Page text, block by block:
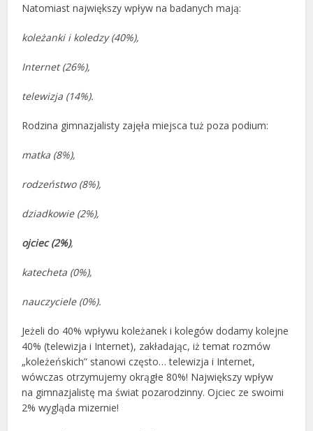
Natomiast największy wpływ na badanych mają:
koleżanki i koledzy (40%),
Internet (26%),
telewizja (14%).
Rodzina gimnazjalisty zajęła miejsca tuż poza podium:
matka (8%),
rodzeństwo (8%),
dziadkowie (2%),
ojciec (2%),
katecheta (0%),
nauczyciele (0%).
Jeżeli do 40% wpływu koleżanek i kolegów dodamy kolejne
40% (telewizja i Internet), zakładając, iż temat rozmów
„koleżeńskich” stanowi często… telewizja i Internet,
wówczas otrzymujemy okrągłe 80%! Największy wpływ
na gimnazjalistę ma świat pozarodzinny. Ojciec ze swoimi
2% wygląda mizernie!